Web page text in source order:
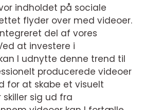
indholdet på sociale
flyder over med videoer.
del af vores
at investere i
I udnytte denne trend til
producerede videoer
for at skabe et visuelt
sig ud fra